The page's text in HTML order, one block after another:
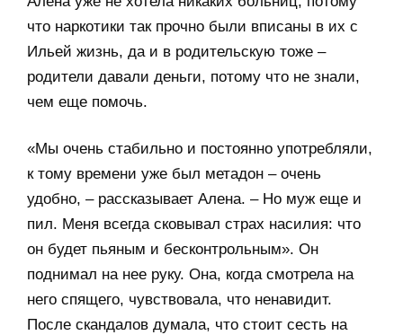
что наркотики так прочно были вписаны в их с
Ильей жизнь, да и в родительскую тоже –
родители давали деньги, потому что не знали,
чем еще помочь.
«Мы очень стабильно и постоянно употребляли,
к тому времени уже был метадон – очень
удобно, – рассказывает Алена. – Но муж еще и
пил. Меня всегда сковывал страх насилия: что
он будет пьяным и бесконтрольным». Он
поднимал на нее руку. Она, когда смотрела на
него спящего, чувствовала, что ненавидит.
После скандалов думала, что стоит сесть на